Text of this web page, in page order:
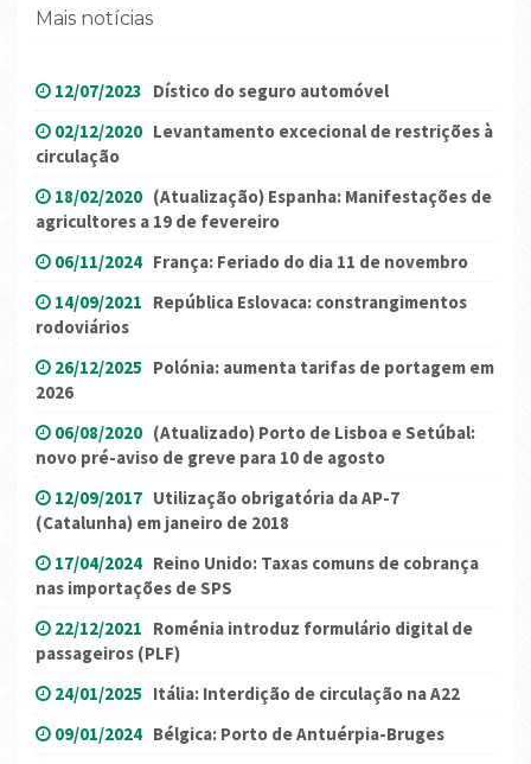
Mais notícias
12/07/2023 Dístico do seguro automóvel
02/12/2020 Levantamento excecional de restrições à
circulação
18/02/2020 (Atualização) Espanha: Manifestações de
agricultores a 19 de fevereiro
06/11/2024 França: Feriado do dia 11 de novembro
14/09/2021 República Eslovaca: constrangimentos
rodoviários
26/12/2025 Polónia: aumenta tarifas de portagem em
2026
06/08/2020 (Atualizado) Porto de Lisboa e Setúbal:
novo pré-aviso de greve para 10 de agosto
12/09/2017 Utilização obrigatória da AP-7
(Catalunha) em janeiro de 2018
17/04/2024 Reino Unido: Taxas comuns de cobrança
nas importações de SPS
22/12/2021 Roménia introduz formulário digital de
passageiros (PLF)
24/01/2025 Itália: Interdição de circulação na A22
09/01/2024 Bélgica: Porto de Antuérpia-Bruges